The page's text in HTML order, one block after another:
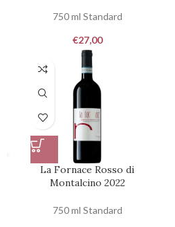
750 ml Standard
€27,00
La Fornace Rosso di
Montalcino 2022
750 ml Standard